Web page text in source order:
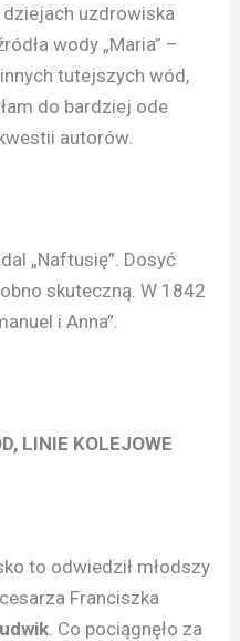
uzdrowiska
wody „Maria” –
tutejszych wód,
do bardziej ode
autorów.
„Naftusię”. Dosyć
skuteczną. W 1842
i Anna”.
LINIE KOLEJOWE
to odwiedził młodszy
Franciszka
. Co pociągnęło za